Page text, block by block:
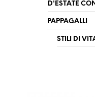
D'ESTATE
PAPPAGALLI
STILI DI